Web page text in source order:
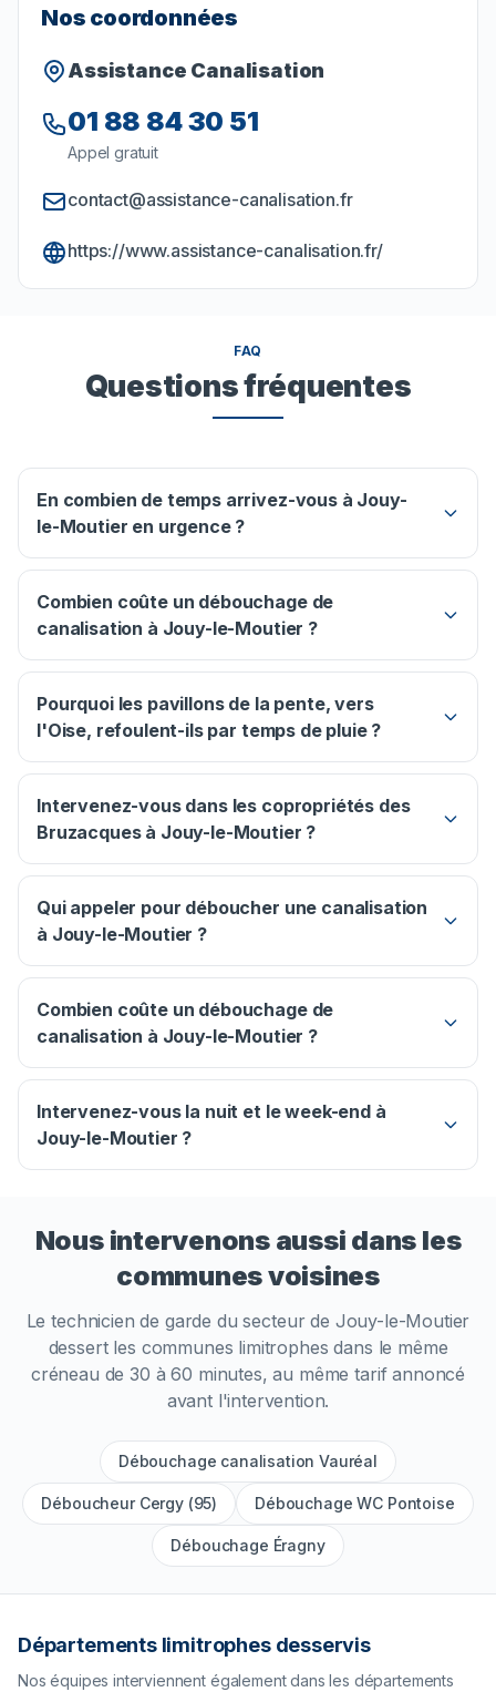
Nos coordonnées
Assistance Canalisation
01 88 84 30 51
Appel gratuit
contact@assistance-canalisation.fr
https://www.assistance-canalisation.fr/
FAQ
Questions fréquentes
En combien de temps arrivez-vous à Jouy-
le-Moutier en urgence ?
Combien coûte un débouchage de
canalisation à Jouy-le-Moutier ?
Pourquoi les pavillons de la pente, vers
l'Oise, refoulent-ils par temps de pluie ?
Intervenez-vous dans les copropriétés des
Bruzacques à Jouy-le-Moutier ?
Qui appeler pour déboucher une canalisation
à Jouy-le-Moutier ?
Combien coûte un débouchage de
canalisation à Jouy-le-Moutier ?
Intervenez-vous la nuit et le week-end à
Jouy-le-Moutier ?
Nous intervenons aussi dans les
communes voisines
Le technicien de garde du secteur de Jouy-le-Moutier
dessert les communes limitrophes dans le même
créneau de 30 à 60 minutes, au même tarif annoncé
avant l'intervention.
Débouchage canalisation Vauréal
Déboucheur Cergy (95) Débouchage WC Pontoise
Débouchage Éragny
Départements limitrophes desservis
Nos équipes interviennent également dans les départements